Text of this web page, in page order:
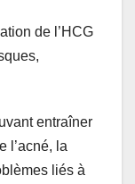
de l’HCG
entraîner
l’acné, la
liés à